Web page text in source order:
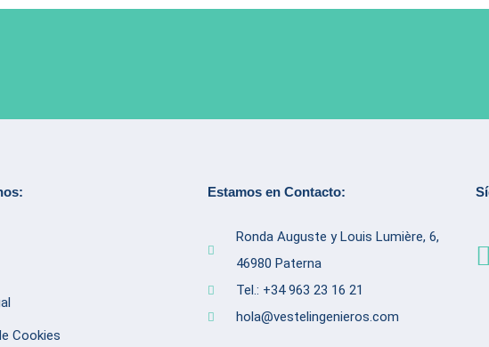
Cookies
Estamos en Contacto:
Ronda Auguste y Louis Lumière, 6,
46980 Paterna
Tel.: +34 963 23 16 21
hola@vestelingenieros.com